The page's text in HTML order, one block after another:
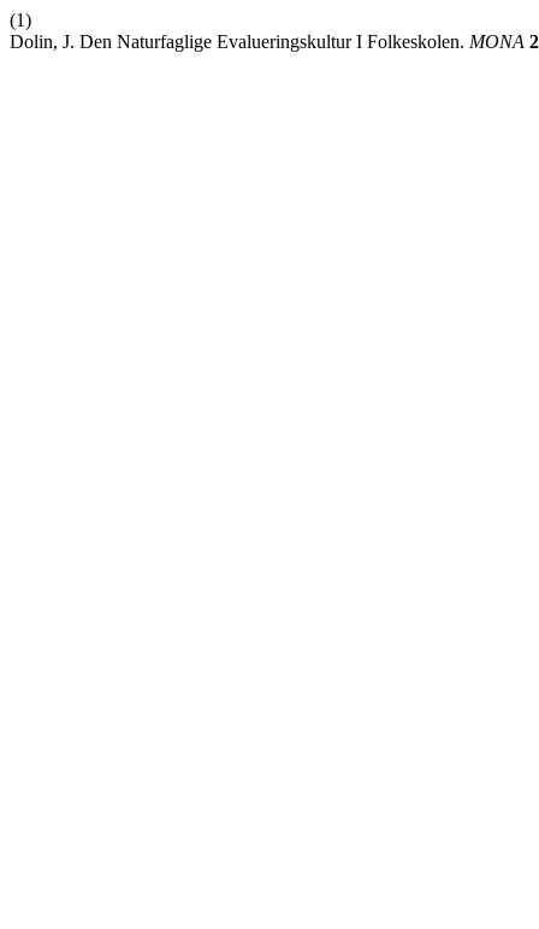
(1)
Dolin, J. Den Naturfaglige Evalueringskultur I Folkeskolen. MONA